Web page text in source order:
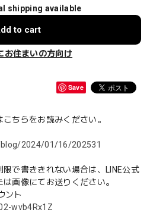
shipping available
to cart
お住まいの方向け
Save
ちらをお読みください。
2024/01/16/202531
で書ききれない場合は、LINE公式
画像にてお送りください。
ント
wvb4Rx1Z